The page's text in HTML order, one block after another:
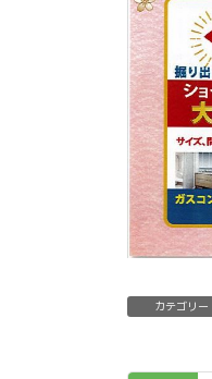
カテゴリー